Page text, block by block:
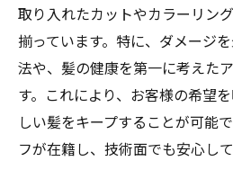
取り入れたカットやカラーリン
揃っています。特に、ダメージ
法や、髪の健康を第一に考えた
す。これにより、お客様の希望
しい髪をキープすることが可能
フが在籍し、技術面でも安心して